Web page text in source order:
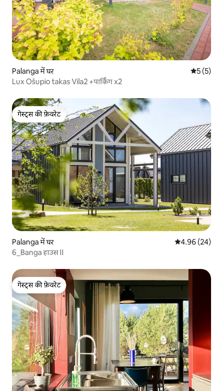
Palanga में घर औसत रेटिंग
5 (5)
Lux Ošupio takas Vila2 +पार्किंग x2
गेस्ट्स की फ़ेवरेट
गेस्ट्स की फ़ेवरेट
Palanga में घर औसत रेटिंग 5 में
4.96 (24)
6_Banga हाउस II
गेस्ट्स की फ़ेवरेट
गेस्ट्स की फ़ेवरेट